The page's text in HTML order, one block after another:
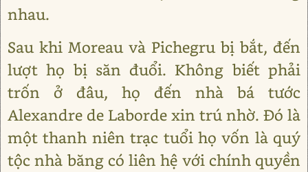
nhau.
Sau khi Moreau và Pichegru bị bắt, đến
lượt họ bị săn đuổi. Không biết phải
trốn ở đâu, họ đến nhà bá tước
Alexandre de Laborde xin trú nhờ. Đó là
một thanh niên trạc tuổi họ vốn là quý
tộc nhà băng có liên hệ với chính quyền